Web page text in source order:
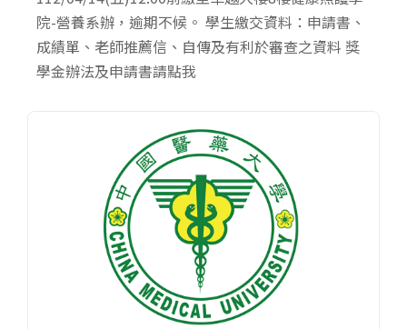
院-營養系辦，逾期不候。 學生繳交資料：申請書、
成績單、老師推薦信、自傳及有利於審查之資料 獎
學金辦法及申請書請點我